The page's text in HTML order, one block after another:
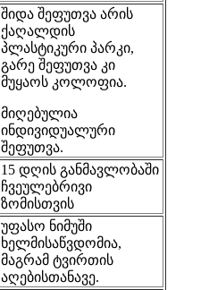
შიდა შეფუთვა არის
ქაღალდის
პლასტიკური პარკი,
გარე შეფუთვა კი
მუყაოს კოლოფია.
მიღებულია
ინდივიდუალური
შეფუთვა.
15 დღის განმავლობაში
ჩვეულებრივი
ზომისთვის
უფასო ნიმუში
ხელმისაწვდომია,
მაგრამ ტვირთის
აღებისთანავე.